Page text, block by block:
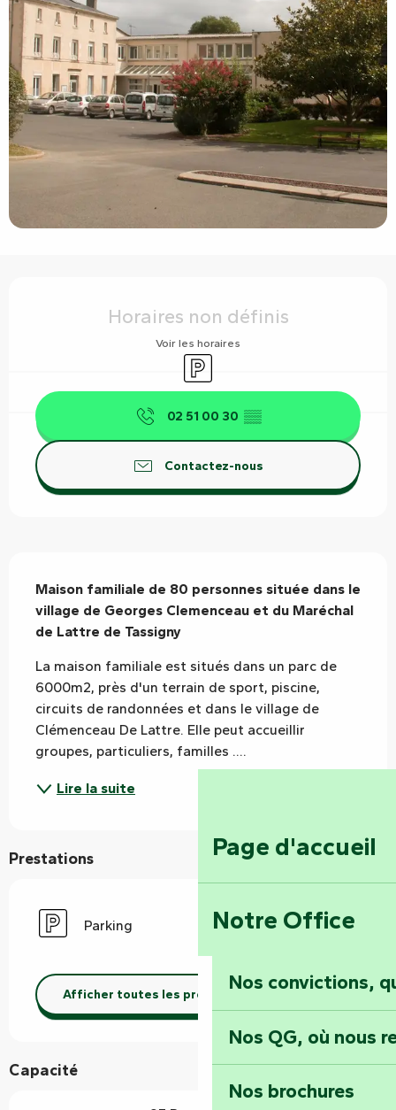
Page d'accueil
Notre Office
Nos convictions,
Nos QG, où nous
Nos brochures
Horaires non définis
Voir les horaires
Parking
02 51 00 30 ▒▒
Contactez-nous
Maison familiale de 80 personnes située dans le
village de Georges Clemenceau et du Maréchal
de Lattre de Tassigny
La maison familiale est situés dans un parc de
6000m2, près d'un terrain de sport, piscine,
circuits de randonnées et dans le village de
Clémenceau De Lattre. Elle peut accueillir
groupes, particuliers, familles ....
Lire la suite
Prestations
Parking
Afficher toutes les prestations
Capacité